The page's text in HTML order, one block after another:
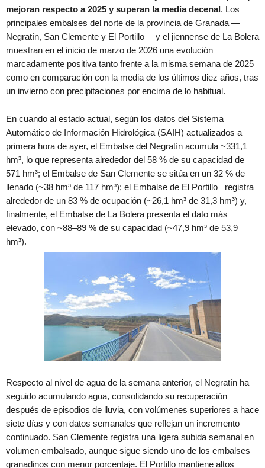
mejoran respecto a 2025 y superan la media decenal. Los
principales embalses del norte de la provincia de Granada —
Negratín, San Clemente y El Portillo— y el jiennense de La Bolera
muestran en el inicio de marzo de 2026 una evolución
marcadamente positiva tanto frente a la misma semana de 2025
como en comparación con la media de los últimos diez años, tras
un invierno con precipitaciones por encima de lo habitual.
En cuando al estado actual, según los datos del Sistema
Automático de Información Hidrológica (SAIH) actualizados a
primera hora de ayer, el Embalse del Negratín acumula ~331,1
hm³, lo que representa alrededor del 58 % de su capacidad de
571 hm³; el Embalse de San Clemente se sitúa en un 32 % de
llenado (~38 hm³ de 117 hm³); el Embalse de El Portillo registra
alrededor de un 83 % de ocupación (~26,1 hm³ de 31,3 hm³) y,
finalmente, el Embalse de La Bolera presenta el dato más
elevado, con ~88–89 % de su capacidad (~47,9 hm³ de 53,9
hm³).
Respecto al nivel de agua de la semana anterior, el Negratín ha
seguido acumulando agua, consolidando su recuperación
después de episodios de lluvia, con volúmenes superiores a hace
siete días y con datos semanales que reflejan un incremento
continuado. San Clemente registra una ligera subida semanal en
volumen embalsado, aunque sigue siendo uno de los embalses
granadinos con menor porcentaje. El Portillo mantiene altos